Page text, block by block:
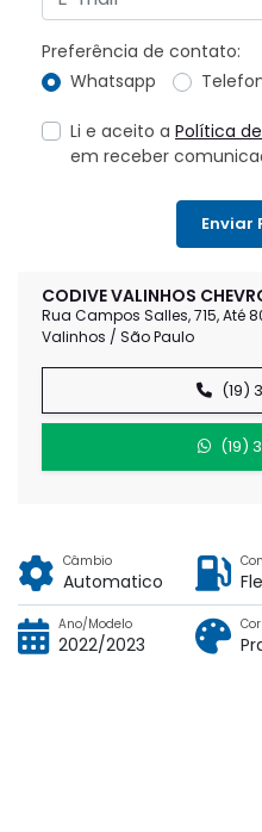
CODIVE VALINHOS
Rua Campos Salles, 715, Até
Valinhos / São Paulo
(19)
(19)
Preferência de contato:
Whatsapp
Li e aceito a Política
em receber
Enviar
Câmbio
Automatico
Ano/Modelo
2022/2023
Cor